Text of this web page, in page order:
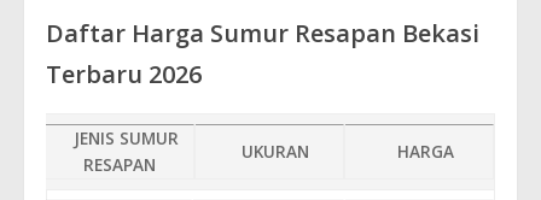
Daftar Harga Sumur Resapan Bekasi
Terbaru 2026
JENIS SUMUR
RESAPAN
UKURAN HARGA